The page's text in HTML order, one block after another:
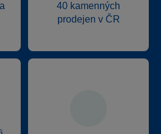
40 kamenných
prodejen v ČR